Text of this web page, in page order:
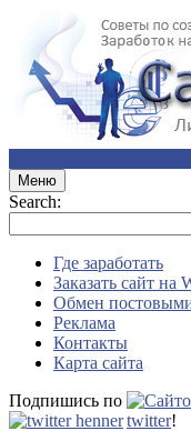
Меню
Search:
Где заработать
Заказать сайт на
Обмен
Реклама
Контакты
Карта сайта
Подпишись по
twitter!